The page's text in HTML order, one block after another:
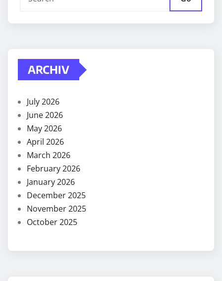
ARCHIV
July 2026
June 2026
May 2026
April 2026
March 2026
February 2026
January 2026
December 2025
November 2025
October 2025